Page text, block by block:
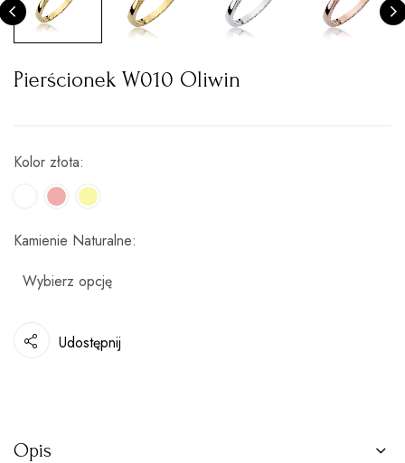
Pierścionek W010 Oliwin
Kolor złota
Kamienie Naturalne
Udostępnij
Opis